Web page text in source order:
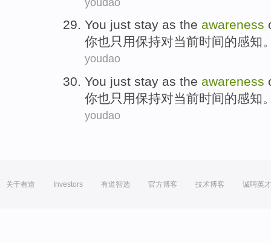
You just stay as the awareness
你也只用保持对当前时间的感知
youdao
You just stay as the awareness
你也只用保持对当前时间的感知
youdao
关于有道 Investors 有道智选 官方博客 技术博客 诚聘英才